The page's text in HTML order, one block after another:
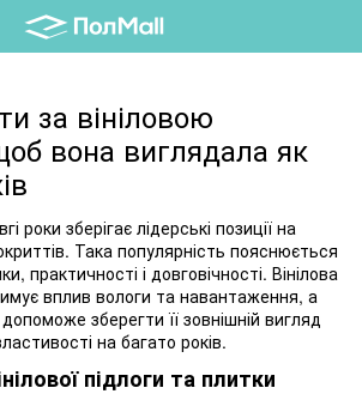
за вініловою
вона виглядала як
роки зберігає лідерські позиції на
Така популярність пояснюється
практичності і довговічності. Вінілова
вплив вологи та навантаження, а
зберегти її зовнішній вигляд
на багато років.
підлоги та плитки